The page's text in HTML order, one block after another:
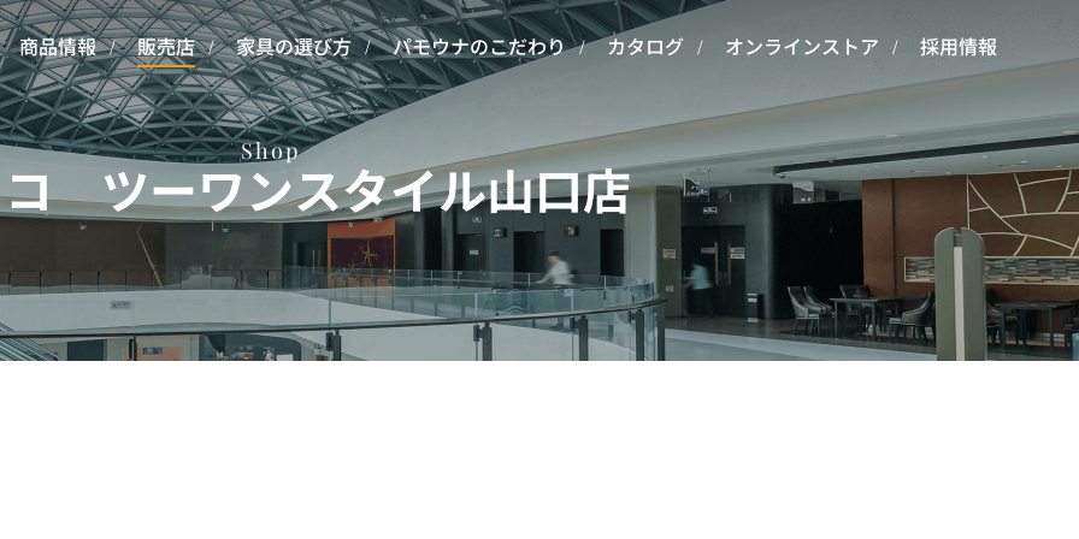
商品情報 販売店 家具の選び方 パモウナのこだわり カタログ オンラインストア 採用情報
Shop
ツーワンスタイル山口店